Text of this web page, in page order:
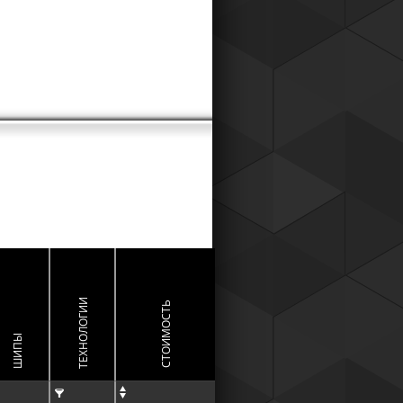
ШИПЫ ТЕХНОЛОГИИ СТОИМОСТЬ